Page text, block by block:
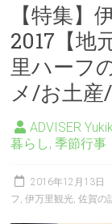
【特集】
2017【地
里ハーフ
メ/お土産
ADVISER
暮らし,季節行事
2016年12月13日
フ ,伊万里観光,佐賀の